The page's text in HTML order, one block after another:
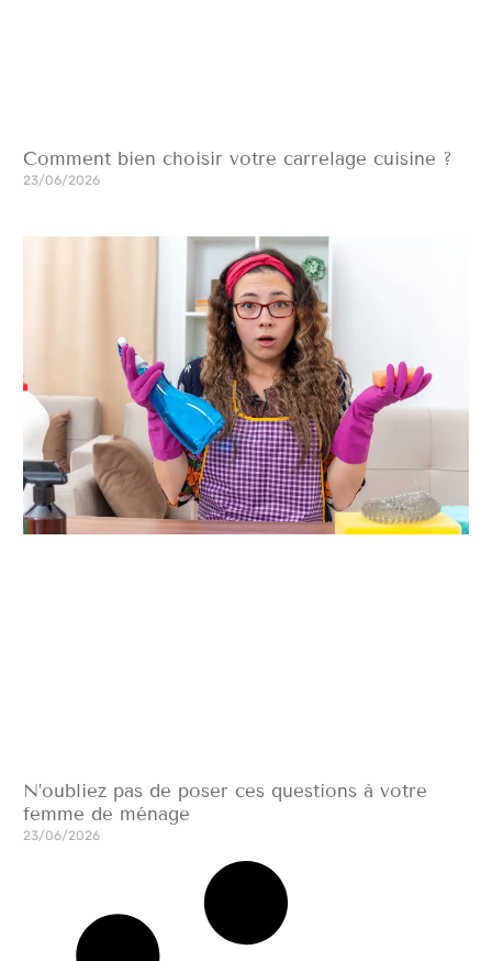
Comment bien choisir votre carrelage cuisine ?
23/06/2026
N’oubliez pas de poser ces questions à votre
femme de ménage
23/06/2026